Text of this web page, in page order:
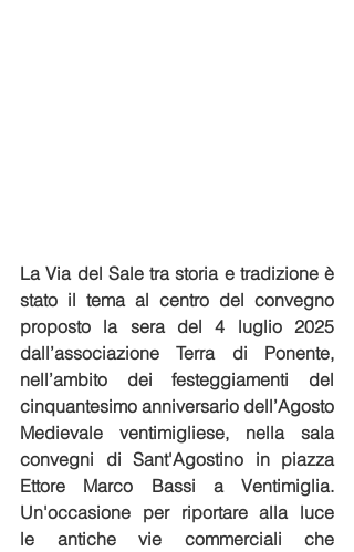
La Via del Sale tra storia e tradizione è
stato il tema al centro del convegno
proposto la sera del 4 luglio 2025
dall’associazione Terra di Ponente,
nell’ambito dei festeggiamenti del
cinquantesimo anniversario dell’Agosto
Medievale ventimigliese, nella sala
convegni di Sant'Agostino in piazza
Ettore Marco Bassi a Ventimiglia.
Un'occasione per riportare alla luce
le antiche vie commerciali che